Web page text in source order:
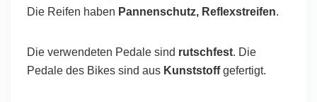
Die Reifen haben Pannenschutz, Reflexstreifen.
Die verwendeten Pedale sind rutschfest. Die
Pedale des Bikes sind aus Kunststoffgefertigt.